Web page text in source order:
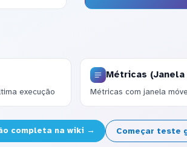
execução
Métricas (Janela
Métricas com janela
completa na wiki → Começar teste